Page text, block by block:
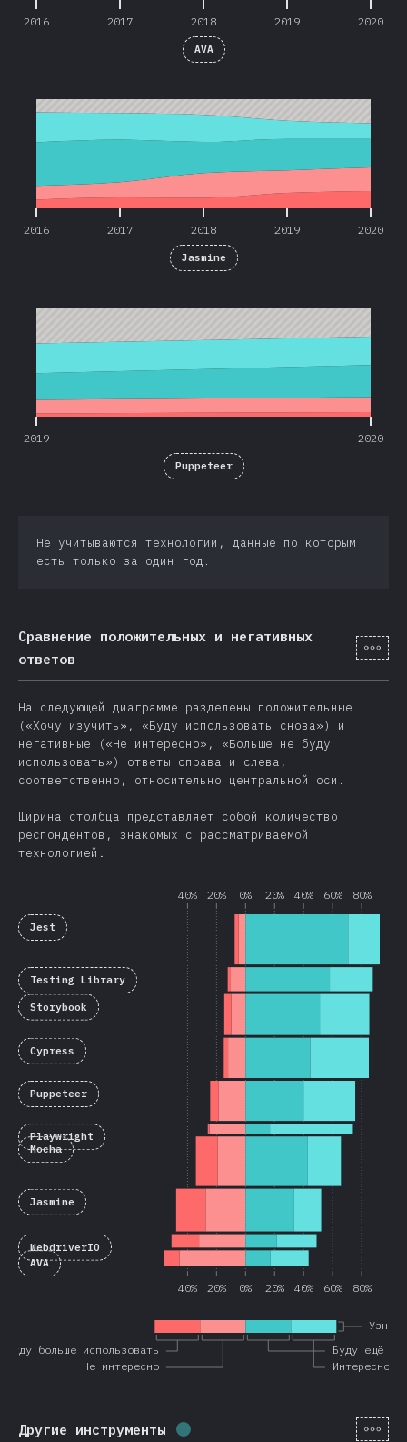
2016 2017 2018 2019 2020
AVA
2016 2017 2018 2019 2020
Jasmine
2019 2020
Puppeteer
Не учитываются технологии, данные по которым
есть только за один год.
Сравнение положительных и негативных
ответов
[ru-
На следующей диаграмме разделены положительные
(«Хочу изучить», «Буду использовать снова») и
негативные («Не интересно», «Больше не буду
использовать») ответы справа и слева,
соответственно, относительно центральной оси.
Ширина столбца представляет собой количество
респондентов, знакомых с рассматриваемой
технологией.
буду больше использовать
Не интересно
Буду ещё
Интересно
40% 20% 0% 20% 40% 60% 80%
40% 20% 0% 20% 40% 60% 80%
Jest
Testing Library
Storybook
Cypress
Puppeteer
Playwright
Mocha
Jasmine
WebdriverIO
AVA
Другие инструменты Процент заполнения: 1.7 % (
[ru-